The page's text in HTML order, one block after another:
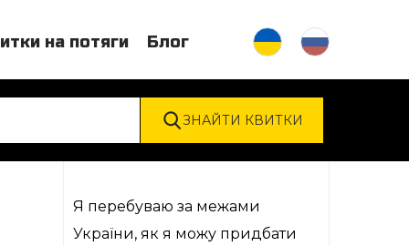
на потяги Блог
Я перебуваю за межами
України, як я можу придбати